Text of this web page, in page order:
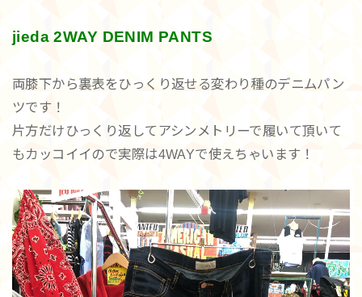
jieda 2WAY DENIM PANTS
両膝下から裏表をひっくり返せる変わり種のデニムパン
ツです！
片方だけひっくり返してアシンメトリーで履いて頂いて
もカッコイイので実際は4WAYで使えちゃいます！